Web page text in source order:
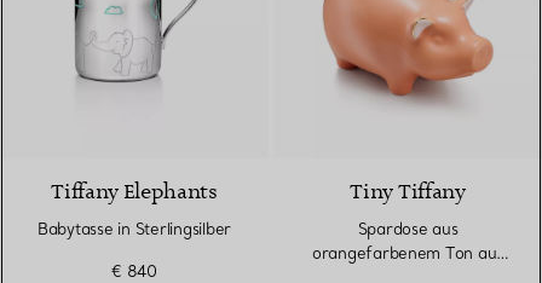
Tiffany Elephants
Babytasse in Sterlingsilber
€ 840
Tiny Tiffany
Spardose aus
orangefarbenem Ton aus